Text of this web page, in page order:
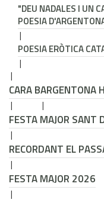
"DEU NADALES I UN
POESIA
POESIA ERÒTICA
CARA BARGENTONA
FESTA MAJOR SANT
RECORDANT EL
FESTA MAJOR 2026